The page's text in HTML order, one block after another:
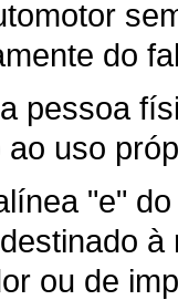
do
pessoa
uso
"e"
ou de